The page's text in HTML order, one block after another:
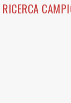
RICERCA